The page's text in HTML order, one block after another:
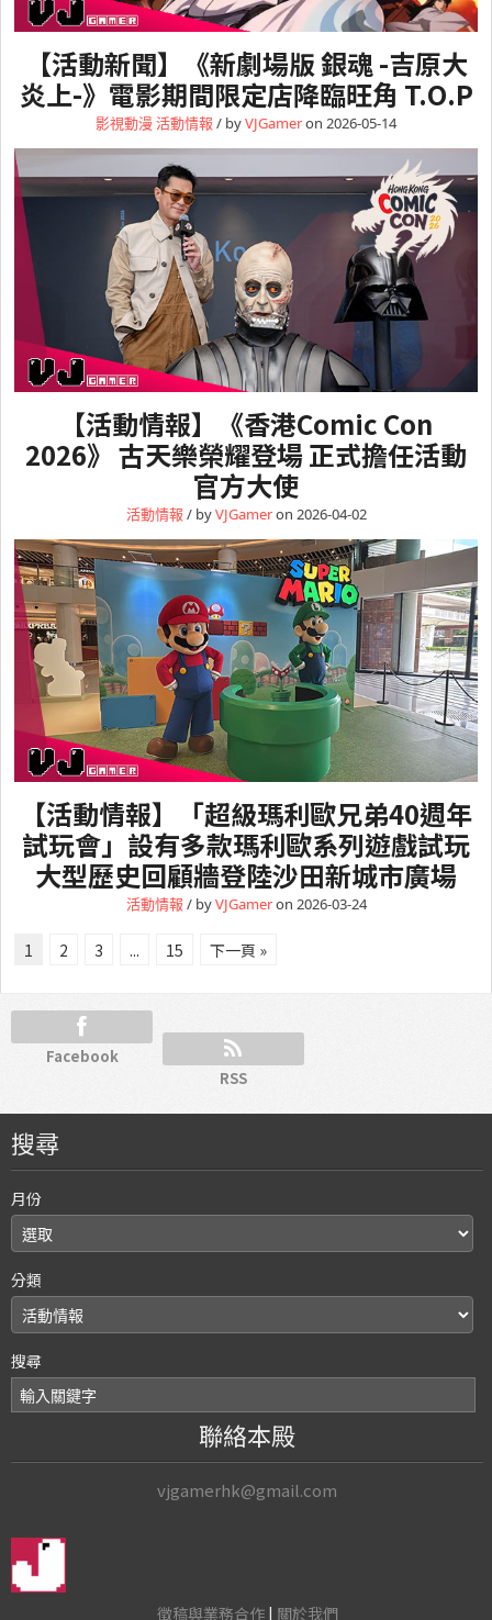
【活動新聞】《新劇場版 銀魂 -吉原大
炎上-》電影期間限定店降臨旺角 T.O.P
影視動漫 活動情報 / byVJGameron 2026-05-14
【活動情報】《香港Comic Con
2026》 古天樂榮耀登場 正式擔任活動
官方大使
活動情報 / byVJGameron 2026-04-02
【活動情報】「超級瑪利歐兄弟40週年
試玩會」設有多款瑪利歐系列遊戲試玩
大型歷史回顧牆登陸沙田新城市廣場
活動情報 / byVJGameron 2026-03-24
1 2 3 ... 15 下一頁 »
Facebook
RSS
搜尋
月份
分類
搜尋
聯絡本殿
vjgamerhk@gmail.com
徵稿與業務合作| 關於我們